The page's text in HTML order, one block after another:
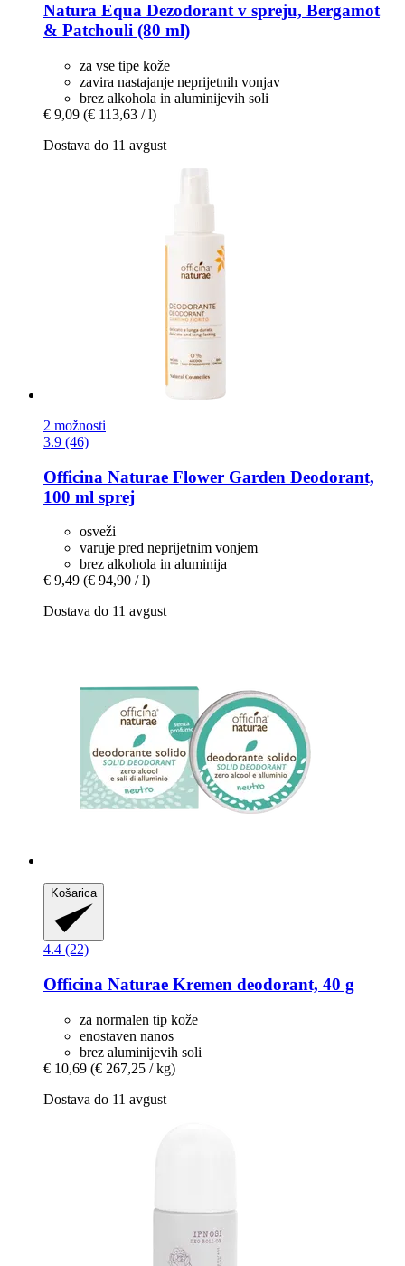
Natura Equa Dezodorant v spreju, Bergamot
& Patchouli (80 ml)
za vse tipe kože
zavira nastajanje neprijetnih vonjav
brez alkohola in aluminijevih soli
€ 9,09 (€ 113,63 / l)
Dostava do 11 avgust
2 možnosti
3.9 (46)
Officina Naturae Flower Garden Deodorant,
100 ml sprej
osveži
varuje pred neprijetnim vonjem
brez alkohola in aluminija
€ 9,49 (€ 94,90 / l)
Dostava do 11 avgust
Košarica
4.4 (22)
Officina Naturae Kremen deodorant, 40 g
za normalen tip kože
enostaven nanos
brez aluminijevih soli
€ 10,69 (€ 267,25 / kg)
Dostava do 11 avgust